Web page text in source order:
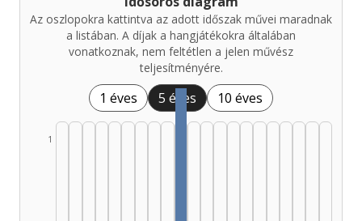
Az oszlopokra kattintva az adott időszak művei maradnak
a listában. A díjak a hangjátékokra általában
vonatkoznak, nem feltétlen a jelen művész
teljesítményére.
1 éves 5 éves 10 éves
1